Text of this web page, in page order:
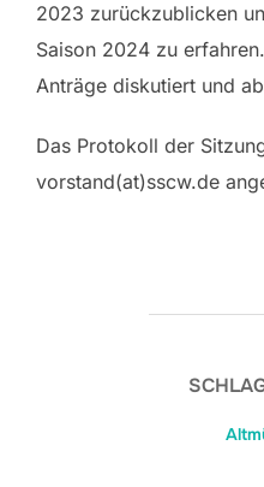
2023 zurückzublicken
Saison 2024 zu
Anträge diskutiert und
Das Protokoll der
vorstand(at)sscw.de